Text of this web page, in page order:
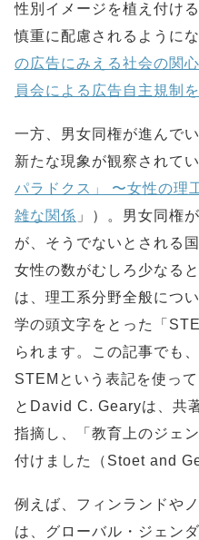
性別イメージを植え付け
慎重に配慮されるように
の広告にみえる社会の関
員会による広告自主規制
一方、男女同権が進んで
新たな現象が観察されて
パラドクス」 〜女性の理
雑な関係 」）。男女同権
が、そうでないとされる
女性の数がむしろ少なる
は、理工系分野全般につ
学の頭文字をとった「
られます。この記事でも
STEMという表記を使っ
とDavid C. Gearyは、共
指摘し、「教育上のジェ
付けました（Stoet and
例えば、フィンランドや
は、グローバル・ジェン